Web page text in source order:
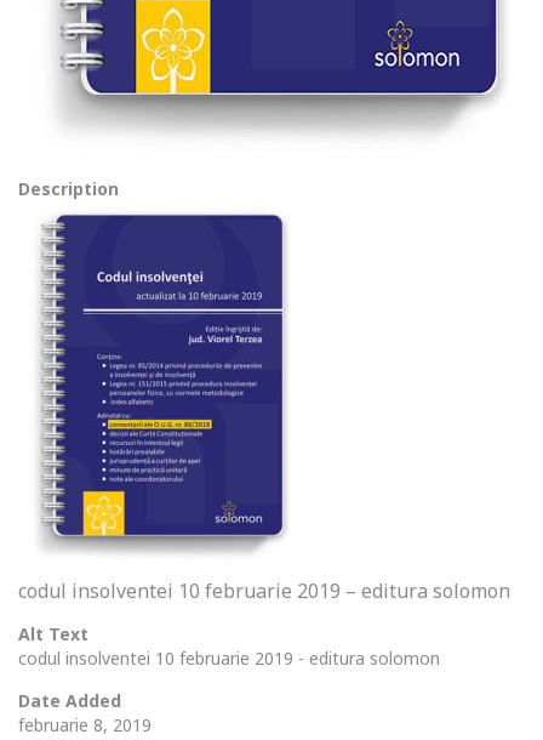
Description
codul insolventei 10 februarie 2019 – editura solomon
Alt Text
codul insolventei 10 februarie 2019 - editura solomon
Date Added
februarie 8, 2019